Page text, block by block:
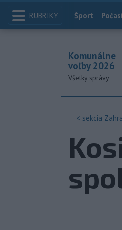
RUBRIKY Index
Šport
Komunálne
voľby 2026
Všetky správy
< sekcia